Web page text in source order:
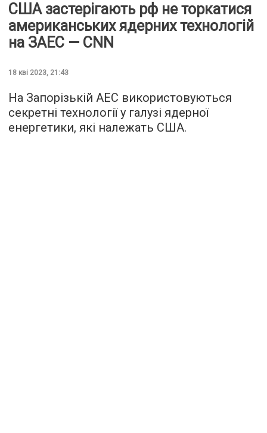
США застерігають рф не торкатися
американських ядерних технологій
на ЗАЕС — CNN
18 кві 2023, 21:43
На Запорізькій АЕС використовуються
секретні технології у галузі ядерної
енергетики, які належать США.